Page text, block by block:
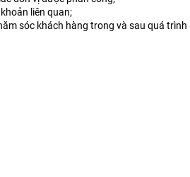
liên quan;
sóc khách hàng trong và sau quá trình